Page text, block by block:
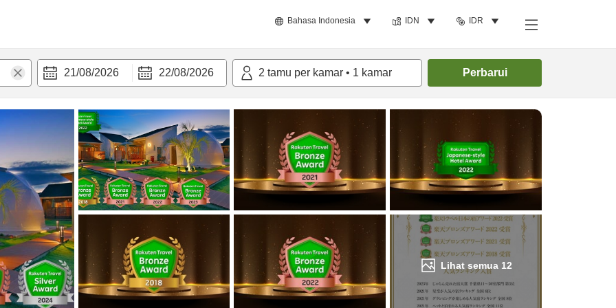
Bahasa Indonesia IDN IDR
21/08/2026 22/08/2026 2 tamu per kamar • 1 kamar Perbarui
Lihat semua 12
Cari kamar